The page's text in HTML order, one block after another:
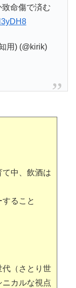
命傷で済む
用) (@kirik)
中、飲酒は
ること
代（さとり世
カルな視点